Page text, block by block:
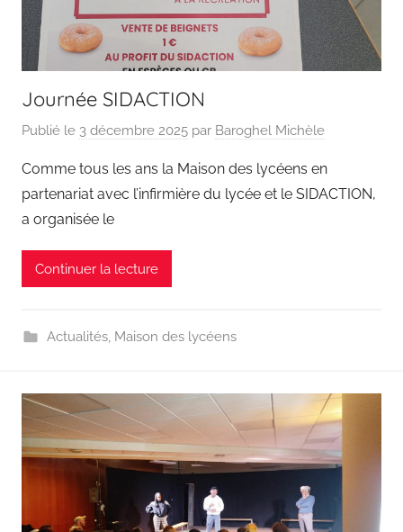
Journée SIDACTION
Publié le 3 décembre 2025 par Baroghel Michèle
Comme tous les ans la Maison des lycéens en
partenariat avec l’infirmière du lycée et le SIDACTION,
a organisée le
Continuer la lecture
Actualités, Maison des lycéens